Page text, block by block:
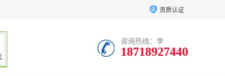
资质认证
咨询热线：李
18718927440